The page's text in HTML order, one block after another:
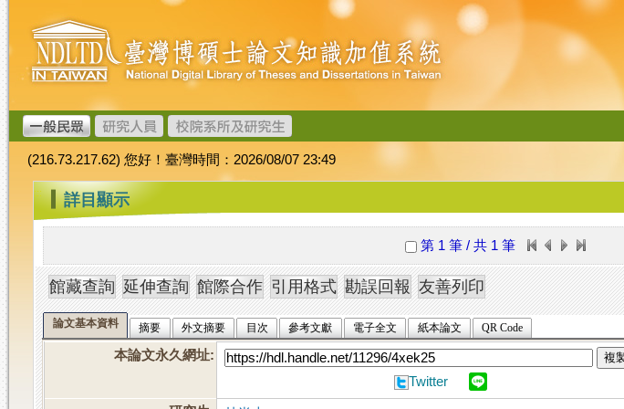
跳
到
主
要
內
容
臺
灣
博
碩
士
論
文
加
值
系
統
(216.73.217.62) 您好！臺灣時間：2026/08/07 23:49
::: 詳目顯示
第 1 筆 / 共 1 筆
論文基本資料 摘要 外文摘要 目次 參考文獻 電子全文 紙本論文 QR Code
本論文永久網址: 複
Twitter